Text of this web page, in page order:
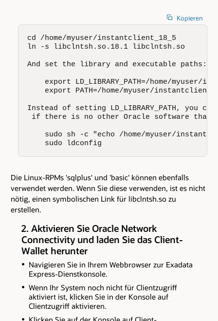
Kopieren
cd /home/myuser/instantclient_18_5
ln -s libclntsh.so.18.1 libclntsh.so
And set the library and executable paths:
export LD_LIBRARY_PATH=/home/myuser/
export PATH=/home/myuser/
Instead of setting LD_LIBRARY_PATH,
if there is no other Oracle software that
sudo sh -c "echo /home/myuser/
    sudo ldconfig
Die Linux-RPMs 'sqlplus' und 'basic' können ebenfalls
verwendet werden. Wenn Sie diese verwenden, ist es nicht
nötig, einen symbolischen Link für libclntsh.so zu
erstellen.
2. Aktivieren Sie Oracle Network
Connectivity und laden Sie das Client-
Wallet herunter
Navigieren Sie in Ihrem Webbrowser zur Exadata
Express-Dienstkonsole.
Wenn Ihr System noch nicht für Clientzugriff
aktiviert ist, klicken Sie in der Konsole auf
Clientzugriff aktivieren.